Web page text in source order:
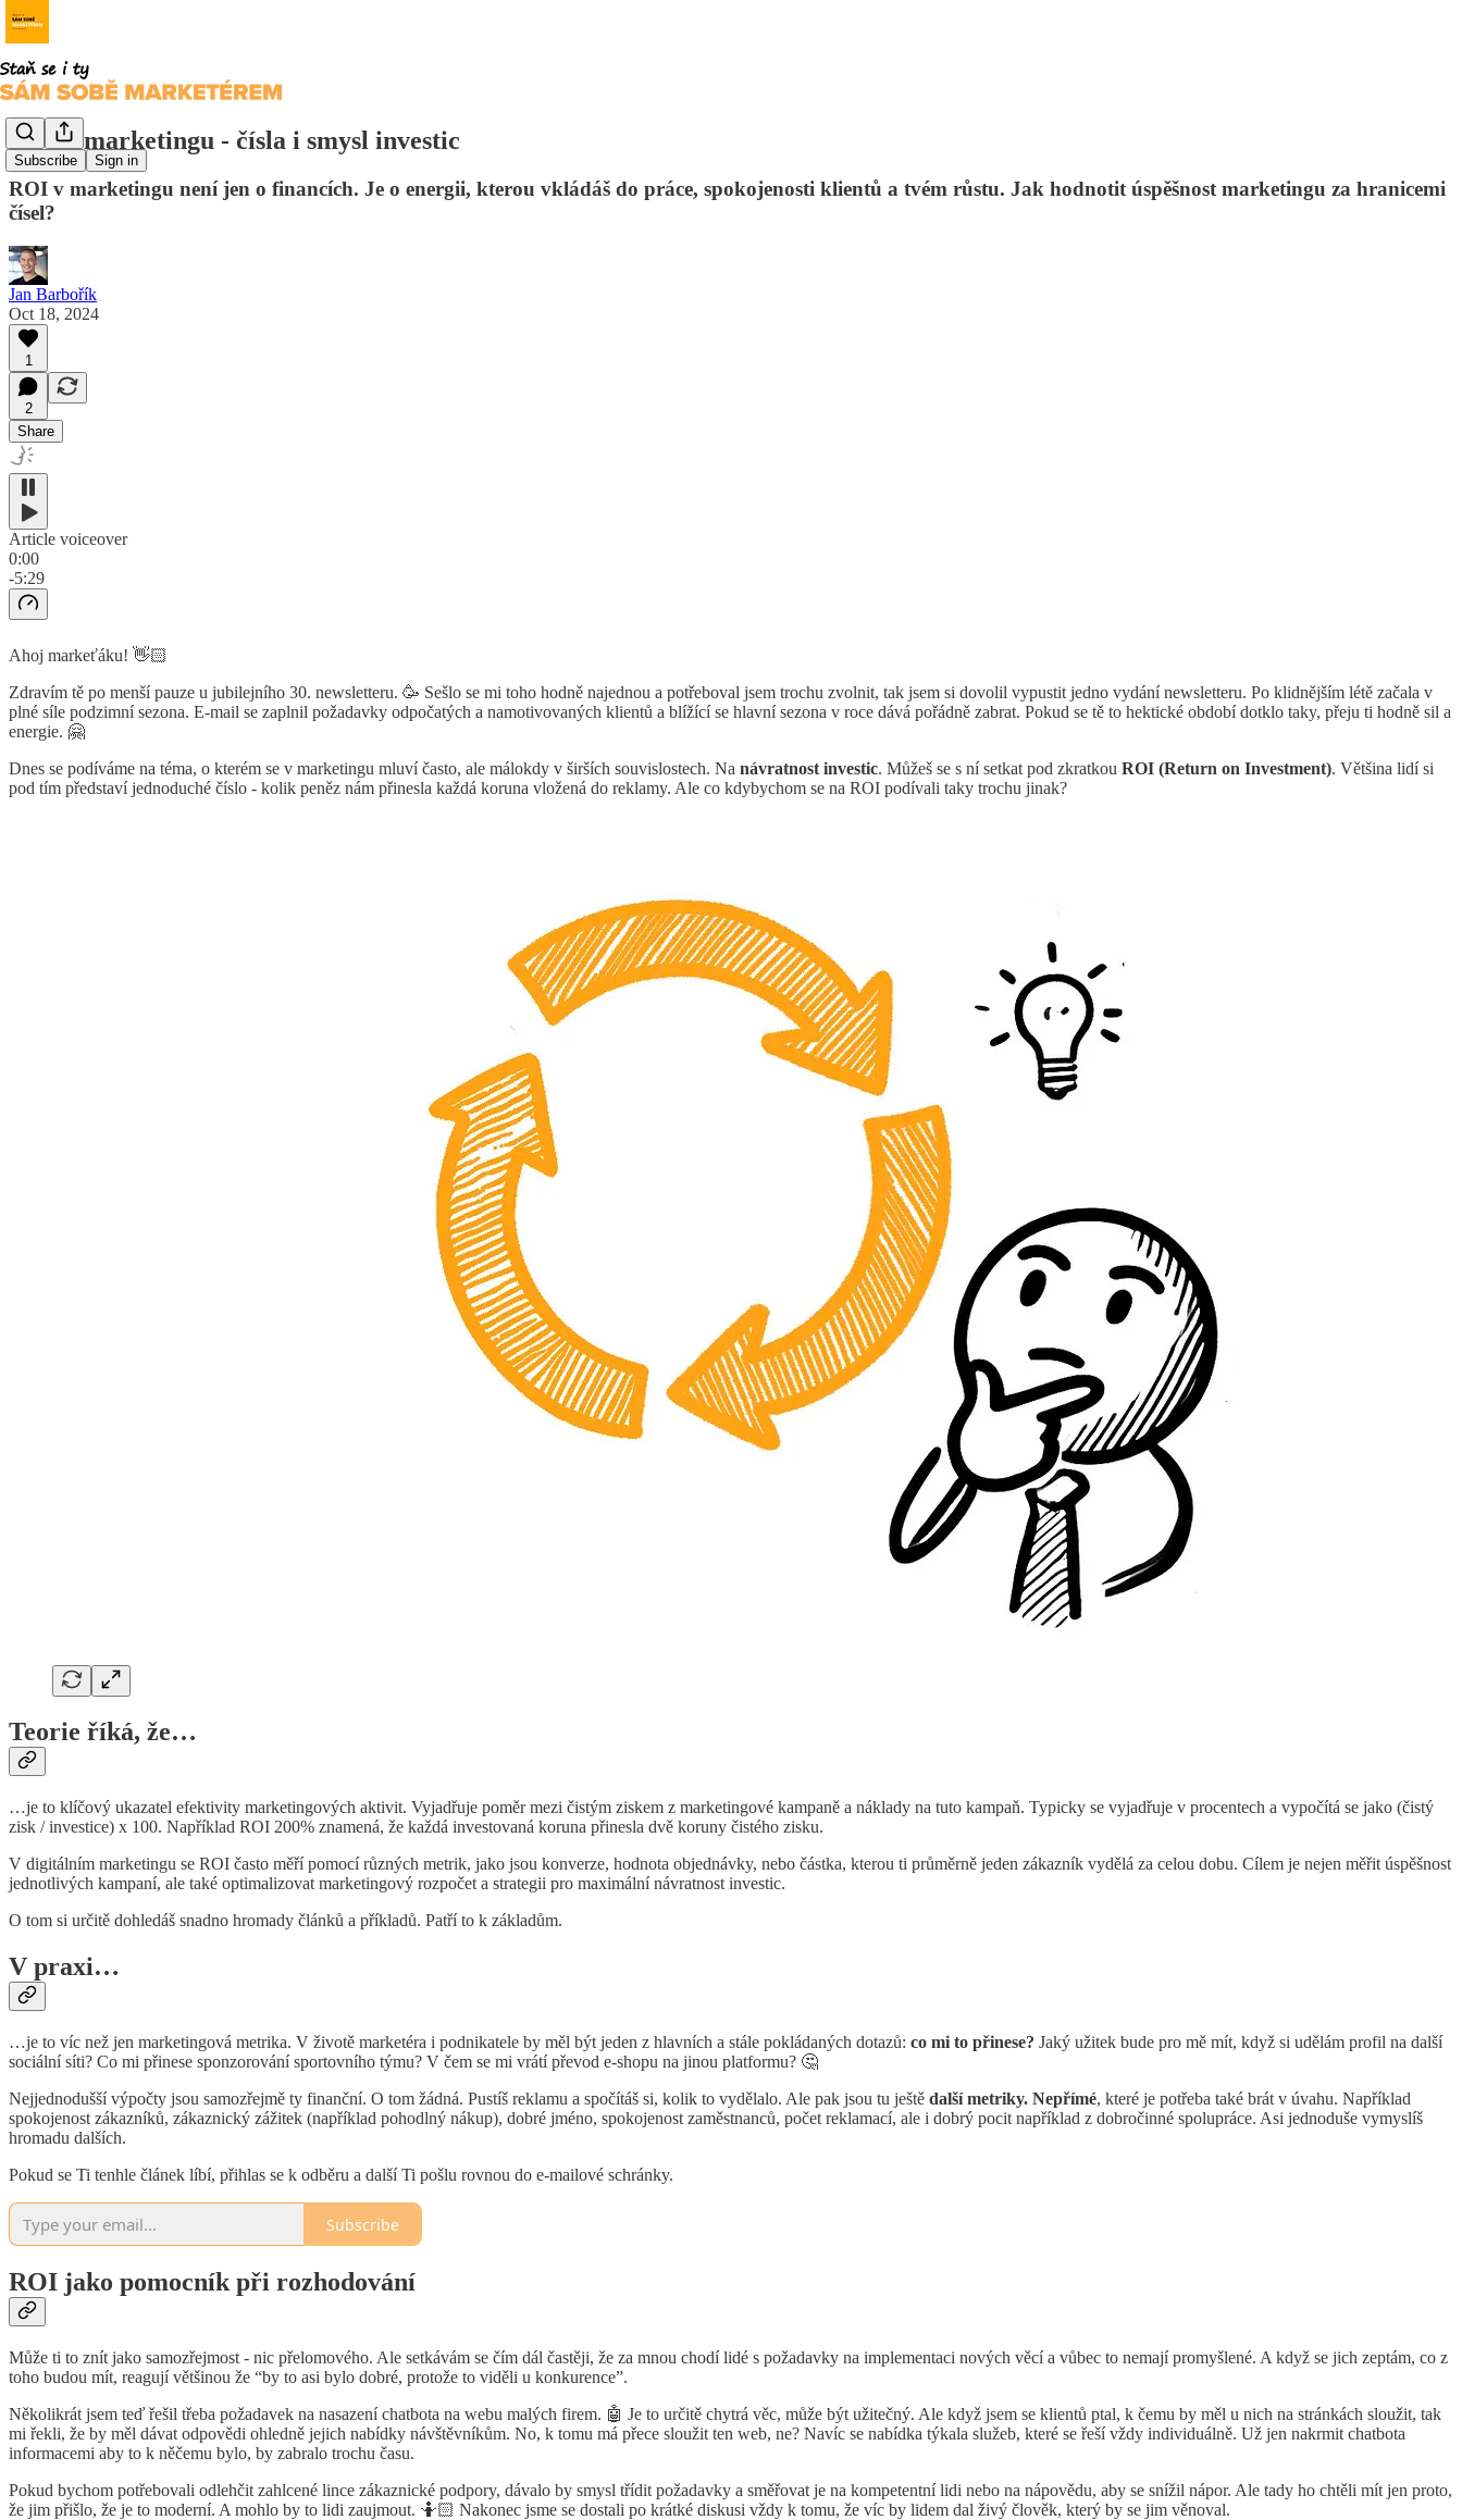
Subscribe Sign in
ROI v marketingu - čísla i smysl investic
ROI v marketingu není jen o financích. Je o energii, kterou vkládáš do práce, spokojenosti klientů a tvém růstu. Jak hodnotit úspěšnost marketingu za hranicemi
čísel?
Jan Barbořík
Oct 18, 2024
1
2
Share
Article voiceover
0:00
-5:29
Ahoj markeťáku! 👋🏻
Zdravím tě po menší pauze u jubilejního 30. newsletteru. 🥳 Sešlo se mi toho hodně najednou a potřeboval jsem trochu zvolnit, tak jsem si dovolil vypustit jedno vydání newsletteru. Po klidnějším létě začala v
plné síle podzimní sezona. E-mail se zaplnil požadavky odpočatých a namotivovaných klientů a blížící se hlavní sezona v roce dává pořádně zabrat. Pokud se tě to hektické období dotklo taky, přeju ti hodně sil a
energie. 🤗
Dnes se podíváme na téma, o kterém se v marketingu mluví často, ale málokdy v širších souvislostech. Na návratnost investic. Můžeš se s ní setkat pod zkratkou ROI (Return on Investment). Většina lidí si
pod tím představí jednoduché číslo - kolik peněz nám přinesla každá koruna vložená do reklamy. Ale co kdybychom se na ROI podívali taky trochu jinak?
Teorie říká, že…
…je to klíčový ukazatel efektivity marketingových aktivit. Vyjadřuje poměr mezi čistým ziskem z marketingové kampaně a náklady na tuto kampaň. Typicky se vyjadřuje v procentech a vypočítá se jako (čistý
zisk / investice) x 100. Například ROI 200% znamená, že každá investovaná koruna přinesla dvě koruny čistého zisku.
V digitálním marketingu se ROI často měří pomocí různých metrik, jako jsou konverze, hodnota objednávky, nebo částka, kterou ti průměrně jeden zákazník vydělá za celou dobu. Cílem je nejen měřit úspěšnost
jednotlivých kampaní, ale také optimalizovat marketingový rozpočet a strategii pro maximální návratnost investic.
O tom si určitě dohledáš snadno hromady článků a příkladů. Patří to k základům.
V praxi…
…je to víc než jen marketingová metrika. V životě marketéra i podnikatele by měl být jeden z hlavních a stále pokládaných dotazů: co mi to přinese? Jaký užitek bude pro mě mít, když si udělám profil na další
sociální síti? Co mi přinese sponzorování sportovního týmu? V čem se mi vrátí převod e-shopu na jinou platformu? 🤔
Nejjednodušší výpočty jsou samozřejmě ty finanční. O tom žádná. Pustíš reklamu a spočítáš si, kolik to vydělalo. Ale pak jsou tu ještě další metriky. Nepřímé, které je potřeba také brát v úvahu. Například
spokojenost zákazníků, zákaznický zážitek (například pohodlný nákup), dobré jméno, spokojenost zaměstnanců, počet reklamací, ale i dobrý pocit například z dobročinné spolupráce. Asi jednoduše vymyslíš
hromadu dalších.
Pokud se Ti tenhle článek líbí, přihlas se k odběru a další Ti pošlu rovnou do e-mailové schránky.
Subscribe
ROI jako pomocník při rozhodování
Může ti to znít jako samozřejmost - nic přelomového. Ale setkávám se čím dál častěji, že za mnou chodí lidé s požadavky na implementaci nových věcí a vůbec to nemají promyšlené. A když se jich zeptám, co z
toho budou mít, reagují většinou že “by to asi bylo dobré, protože to viděli u konkurence”.
Několikrát jsem teď řešil třeba požadavek na nasazení chatbota na webu malých firem. 🤖 Je to určitě chytrá věc, může být užitečný. Ale když jsem se klientů ptal, k čemu by měl u nich na stránkách sloužit, tak
mi řekli, že by měl dávat odpovědi ohledně jejich nabídky návštěvníkům. No, k tomu má přece sloužit ten web, ne? Navíc se nabídka týkala služeb, které se řeší vždy individuálně. Už jen nakrmit chatbota
informacemi aby to k něčemu bylo, by zabralo trochu času.
Pokud bychom potřebovali odlehčit zahlcené lince zákaznické podpory, dávalo by smysl třídit požadavky a směřovat je na kompetentní lidi nebo na nápovědu, aby se snížil nápor. Ale tady ho chtěli mít jen proto,
že jim přišlo, že je to moderní. A mohlo by to lidi zaujmout. 🤷🏻 Nakonec jsme se dostali po krátké diskusi vždy k tomu, že víc by lidem dal živý člověk, který by se jim věnoval.